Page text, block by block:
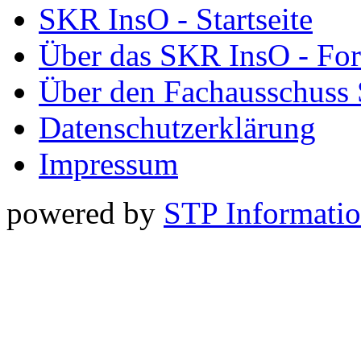
SKR InsO - Startseite
Über das SKR InsO -
Über den
Datenschutzerklärung
Impressum
powered by STP